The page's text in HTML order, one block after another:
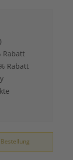
Rabatt
Rabatt